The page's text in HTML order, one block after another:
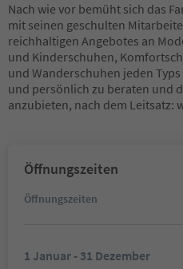
Nach wie vor bemüht sich das
mit seinen geschulten
reichhaltigen Angebotes an
und Kinderschuhen,
und Wanderschuhen jeden
und persönlich zu beraten und
anzubieten, nach dem Leitsatz:
Öffnungszeiten
Öffnungszeiten
1 Januar - 31 Dezember